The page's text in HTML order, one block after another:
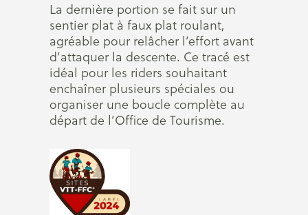
La dernière portion se fait sur un
sentier plat à faux plat roulant,
agréable pour relâcher l’effort avant
d’attaquer la descente. Ce tracé est
idéal pour les riders souhaitant
enchaîner plusieurs spéciales ou
organiser une boucle complète au
départ de l’Office de Tourisme.